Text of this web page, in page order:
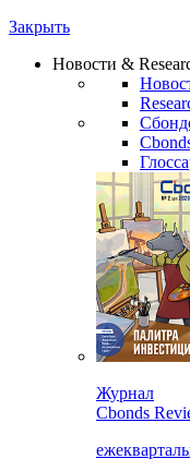
Закрыть
Новости &
Журнал
Cbonds